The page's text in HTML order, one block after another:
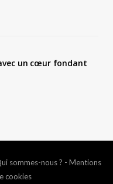
un cœur fondant
sommes-nous ? - Mentions
cookies